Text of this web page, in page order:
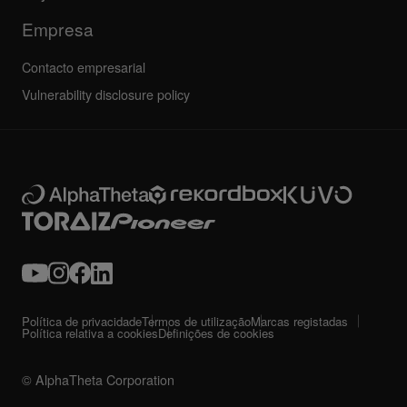
Empresa
Contacto empresarial
Vulnerability disclosure policy
© AlphaTheta Corporation
Política de privacidadeTermos de utilizaçãoMarcas registadas
Política relativa a cookiesDefinições de cookies